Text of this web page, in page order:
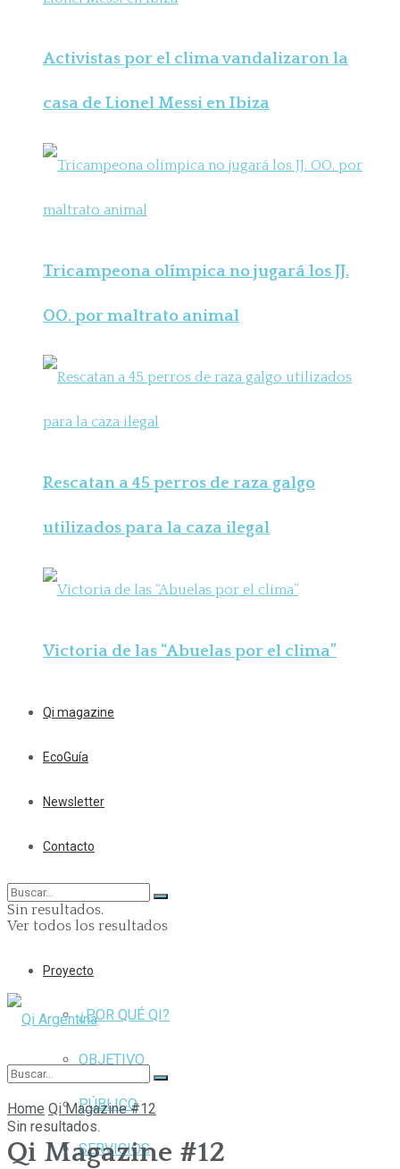
Activistas por el clima vandalizaron la
casa de Lionel Messi en Ibiza
Tricampeona olímpica no jugará los JJ.
OO. por maltrato animal
Rescatan a 45 perros de raza galgo
utilizados para la caza ilegal
Victoria de las “Abuelas por el clima”
Qi magazine
EcoGuía
Newsletter
Contacto
Sin resultados.
Ver todos los resultados
Proyecto
¿POR QUÉ QI?
OBJETIVO
PÚBLICO
SERVICIOS
Sin resultados.
Home Qi Magazine #12
Qi Magazine #12